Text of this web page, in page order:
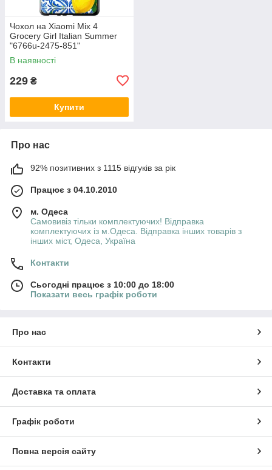
Чохол на Xiaomi Mix 4
Grocery Girl Italian Summer
"6766u-2475-851"
В наявності
229 ₴
Купити
Про нас
92% позитивних з 1115 відгуків за рік
Працює з 04.10.2010
м. Одеса
Самовивіз тільки комплектуючих! Відправка
комплектуючих із м.Одеса. Відправка інших товарів з
інших міст, Одеса, Україна
Контакти
Сьогодні працює з 10:00 до 18:00
Показати весь графік роботи
Про нас
Контакти
Доставка та оплата
Графік роботи
Повна версія сайту